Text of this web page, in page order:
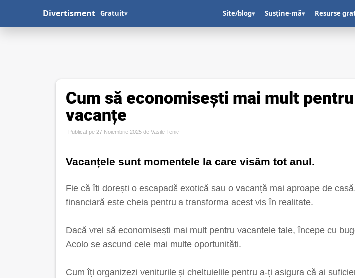
Divertisment Gratuit▾ Site/blog▾ Susține-mă▾ Resurse
Cum să economisești mai mult pentru
vacanțe
Publicat pe 27 Noiembrie 2025 de Vasile Tenie
Vacanțele sunt momentele la care visăm tot anul.
Fie că îți dorești o escapadă exotică sau o vacanță mai aproape de
financiară este cheia pentru a transforma acest vis în realitate.
Dacă vrei să economisești mai mult pentru vacanțele tale, începe cu
Acolo se ascund cele mai multe oportunități.
Cum îți organizezi veniturile și cheltuielile pentru a-ți asigura că ai